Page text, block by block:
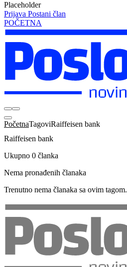
Placeholder
Prijava Postani član
POČETNA
PočetnaTagoviRaiffeisen bank
Raiffeisen bank
Ukupno 0 članka
Nema pronađenih članaka
Trenutno nema članaka sa ovim tagom.